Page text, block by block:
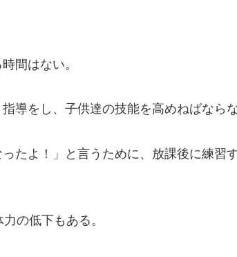
間はない。
導をし、子供達の技能を高めねばならな
たよ！」と言うために、放課後に練習
の低下もある。